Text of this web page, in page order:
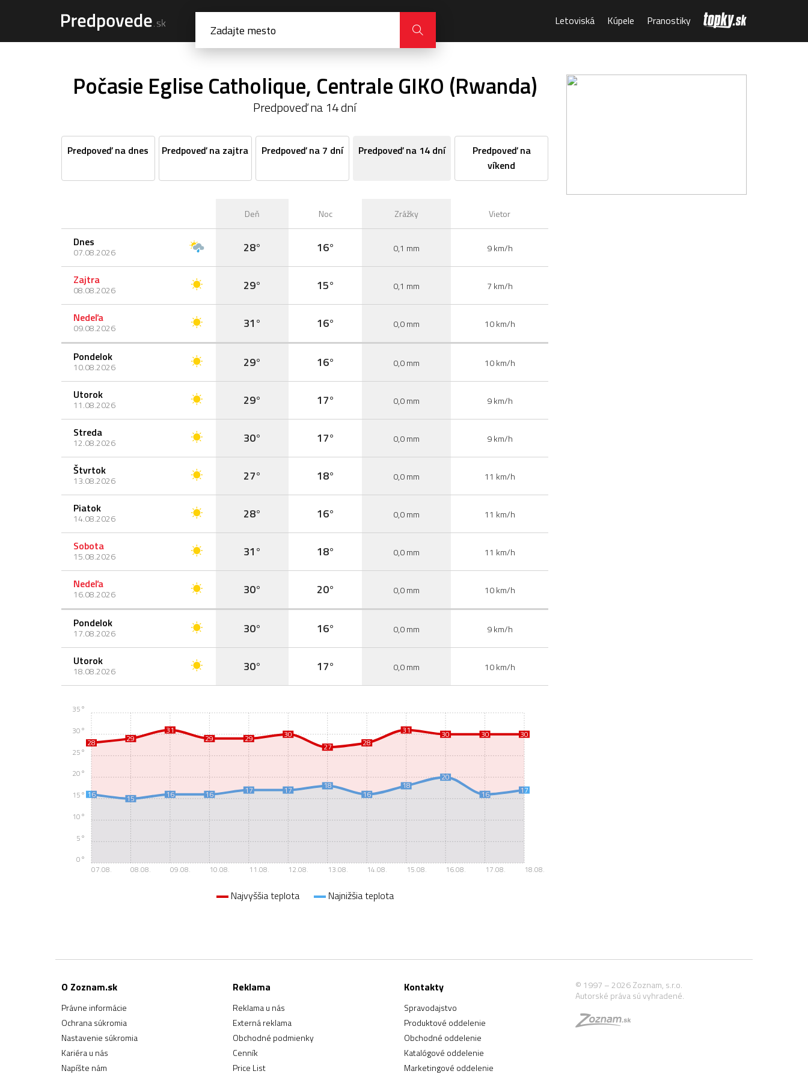
Letoviská Kúpele Pranostiky
Počasie Eglise Catholique, Centrale GIKO (Rwanda)
Predpoveď na 14 dní
Predpoveď na dnes Predpoveď na zajtra Predpoveď na 7 dní Predpoveď na 14 dní
Predpoveď na
víkend
Deň Noc Zrážky Vietor
Dnes
07.08.2026 28° 16° 0,1 mm 9 km/h
Zajtra
08.08.2026 29° 15° 0,1 mm 7 km/h
Nedeľa
09.08.2026 31° 16° 0,0 mm 10 km/h
Pondelok
10.08.2026 29° 16° 0,0 mm 10 km/h
Utorok
11.08.2026 29° 17° 0,0 mm 9 km/h
Streda
12.08.2026 30° 17° 0,0 mm 9 km/h
Štvrtok
13.08.2026 27° 18° 0,0 mm 11 km/h
Piatok
14.08.2026 28° 16° 0,0 mm 11 km/h
Sobota
15.08.2026 31° 18° 0,0 mm 11 km/h
Nedeľa
16.08.2026 30° 20° 0,0 mm 10 km/h
Pondelok
17.08.2026 30° 16° 0,0 mm 9 km/h
Utorok
18.08.2026 30° 17° 0,0 mm 10 km/h
16 15 16 16 17 17 18
16
18
20
16
17
28 29
31
29 29
30
27
28
31 30 30 30
07.08. 08.08. 09.08. 10.08. 11.08. 12.08. 13.08. 14.08. 15.08. 16.08. 17.08. 18.08.
0°
5°
10°
15°
20°
25°
30°
35°
Najvyššia teplota Najnižšia teplota
O Zoznam.sk
Právne informácie
Ochrana súkromia
Nastavenie súkromia
Kariéra u nás
Napíšte nám
Reklama
Reklama u nás
Externá reklama
Obchodné podmienky
Cenník
Price List
Kontakty
Spravodajstvo
Produktové oddelenie
Obchodné oddelenie
Katalógové oddelenie
Marketingové oddelenie
© 1997 – 2026 Zoznam, s.r.o.
Autorské práva sú vyhradené.